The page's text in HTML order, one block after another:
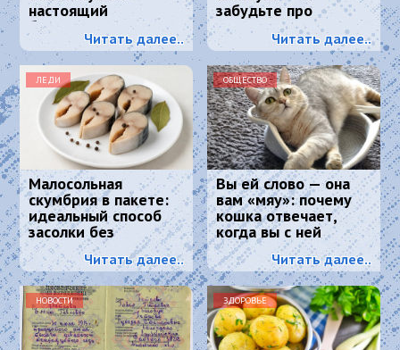
настоящий
белорусский рецепт
Читать далее..
забудьте про
седину: к колористу
идти больше не
нужно
Читать далее..
ЛЕДИ
Малосольная
скумбрия в пакете:
идеальный способ
засолки без
маринада — вкуснее,
чем в магазине
Читать далее..
ОБЩЕСТВО
Вы ей слово — она
вам «мяу»: почему
кошка отвечает,
когда вы с ней
разговариваете
Читать далее..
НОВОСТИ ЗДОРОВЬЕ